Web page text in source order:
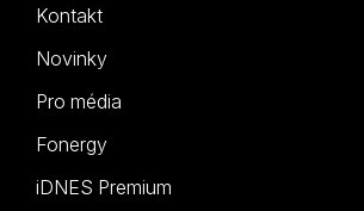
Kontakt
Novinky
Pro média
Fonergy
iDNES Premium